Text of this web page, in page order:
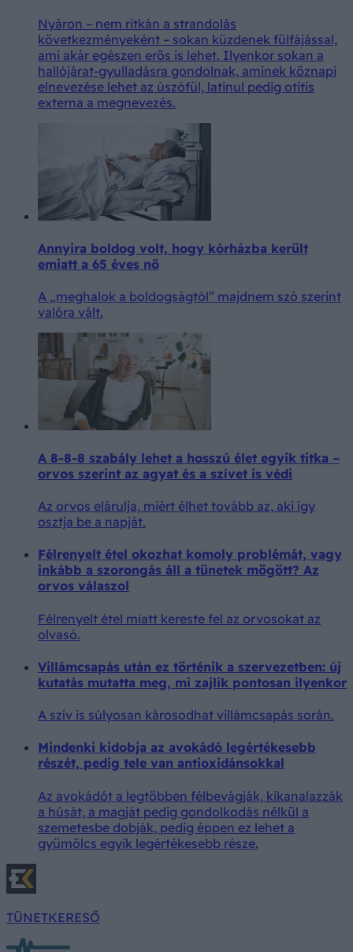
Nyáron – nem ritkán a strandolás
következményeként – sokan küzdenek fülfájással,
ami akár egészen erős is lehet. Ilyenkor sokan a
hallójárat-gyulladásra gondolnak, aminek köznapi
elnevezése lehet az úszófül, latinul pedig otitis
externa a megnevezés.
Annyira boldog volt, hogy kórházba került
emiatt a 65 éves nő
A „meghalok a boldogságtól” majdnem szó szerint
valóra vált.
A 8-8-8 szabály lehet a hosszú élet egyik titka –
orvos szerint az agyat és a szívet is védi
Az orvos elárulja, miért élhet tovább az, aki így
osztja be a napját.
Félrenyelt étel okozhat komoly problémát, vagy
inkább a szorongás áll a tünetek mögött? Az
orvos válaszol
Félrenyelt étel miatt kereste fel az orvosokat az
olvasó.
Villámcsapás után ez történik a szervezetben: új
kutatás mutatta meg, mi zajlik pontosan ilyenkor
A szív is súlyosan károsodhat villámcsapás során.
Mindenki kidobja az avokádó legértékesebb
részét, pedig tele van antioxidánsokkal
Az avokádót a legtöbben félbevágják, kikanalazzák
a húsát, a magját pedig gondolkodás nélkül a
szemetesbe dobják, pedig éppen ez lehet a
gyümölcs egyik legértékesebb része.
TÜNETKERESŐ